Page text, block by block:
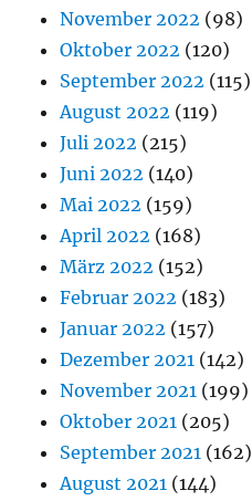
November 2022 (98)
Oktober 2022 (120)
September 2022 (115)
August 2022 (119)
Juli 2022 (215)
Juni 2022 (140)
Mai 2022 (159)
April 2022 (168)
März 2022 (152)
Februar 2022 (183)
Januar 2022 (157)
Dezember 2021 (142)
November 2021 (199)
Oktober 2021 (205)
September 2021 (162)
August 2021 (144)